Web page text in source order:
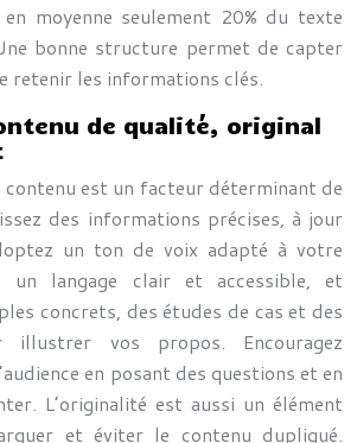
moyenne seulement 20% du texte
bonne structure permet de capter
retenir les informations clés.
de qualité, original
contenu est un facteur déterminant de
des informations précises, à jour
un ton de voix adapté à votre
un langage clair et accessible, et
concrets, des études de cas et des
illustrer vos propos. Encouragez
en posant des questions et en
L’originalité est aussi un élément
et éviter le contenu dupliqué.